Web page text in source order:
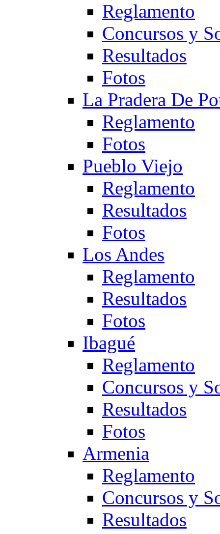
Reglamento
Concursos y
Resultados
Fotos
La Pradera De
Reglamento
Fotos
Pueblo Viejo
Reglamento
Resultados
Fotos
Los Andes
Reglamento
Resultados
Fotos
Ibagué
Reglamento
Concursos y
Resultados
Fotos
Armenia
Reglamento
Concursos y
Resultados